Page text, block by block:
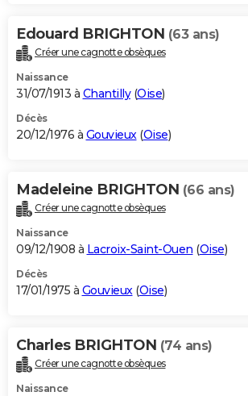
Edouard BRIGHTON (63 ans)
Créer une cagnotte obsèques
Naissance
31/07/1913 à Chantilly(Oise)
Décès
20/12/1976 à Gouvieux(Oise)
Madeleine BRIGHTON (66 ans)
Créer une cagnotte obsèques
Naissance
09/12/1908 à Lacroix-Saint-Ouen (Oise)
Décès
17/01/1975 à Gouvieux(Oise)
Charles BRIGHTON (74 ans)
Créer une cagnotte obsèques
Naissance